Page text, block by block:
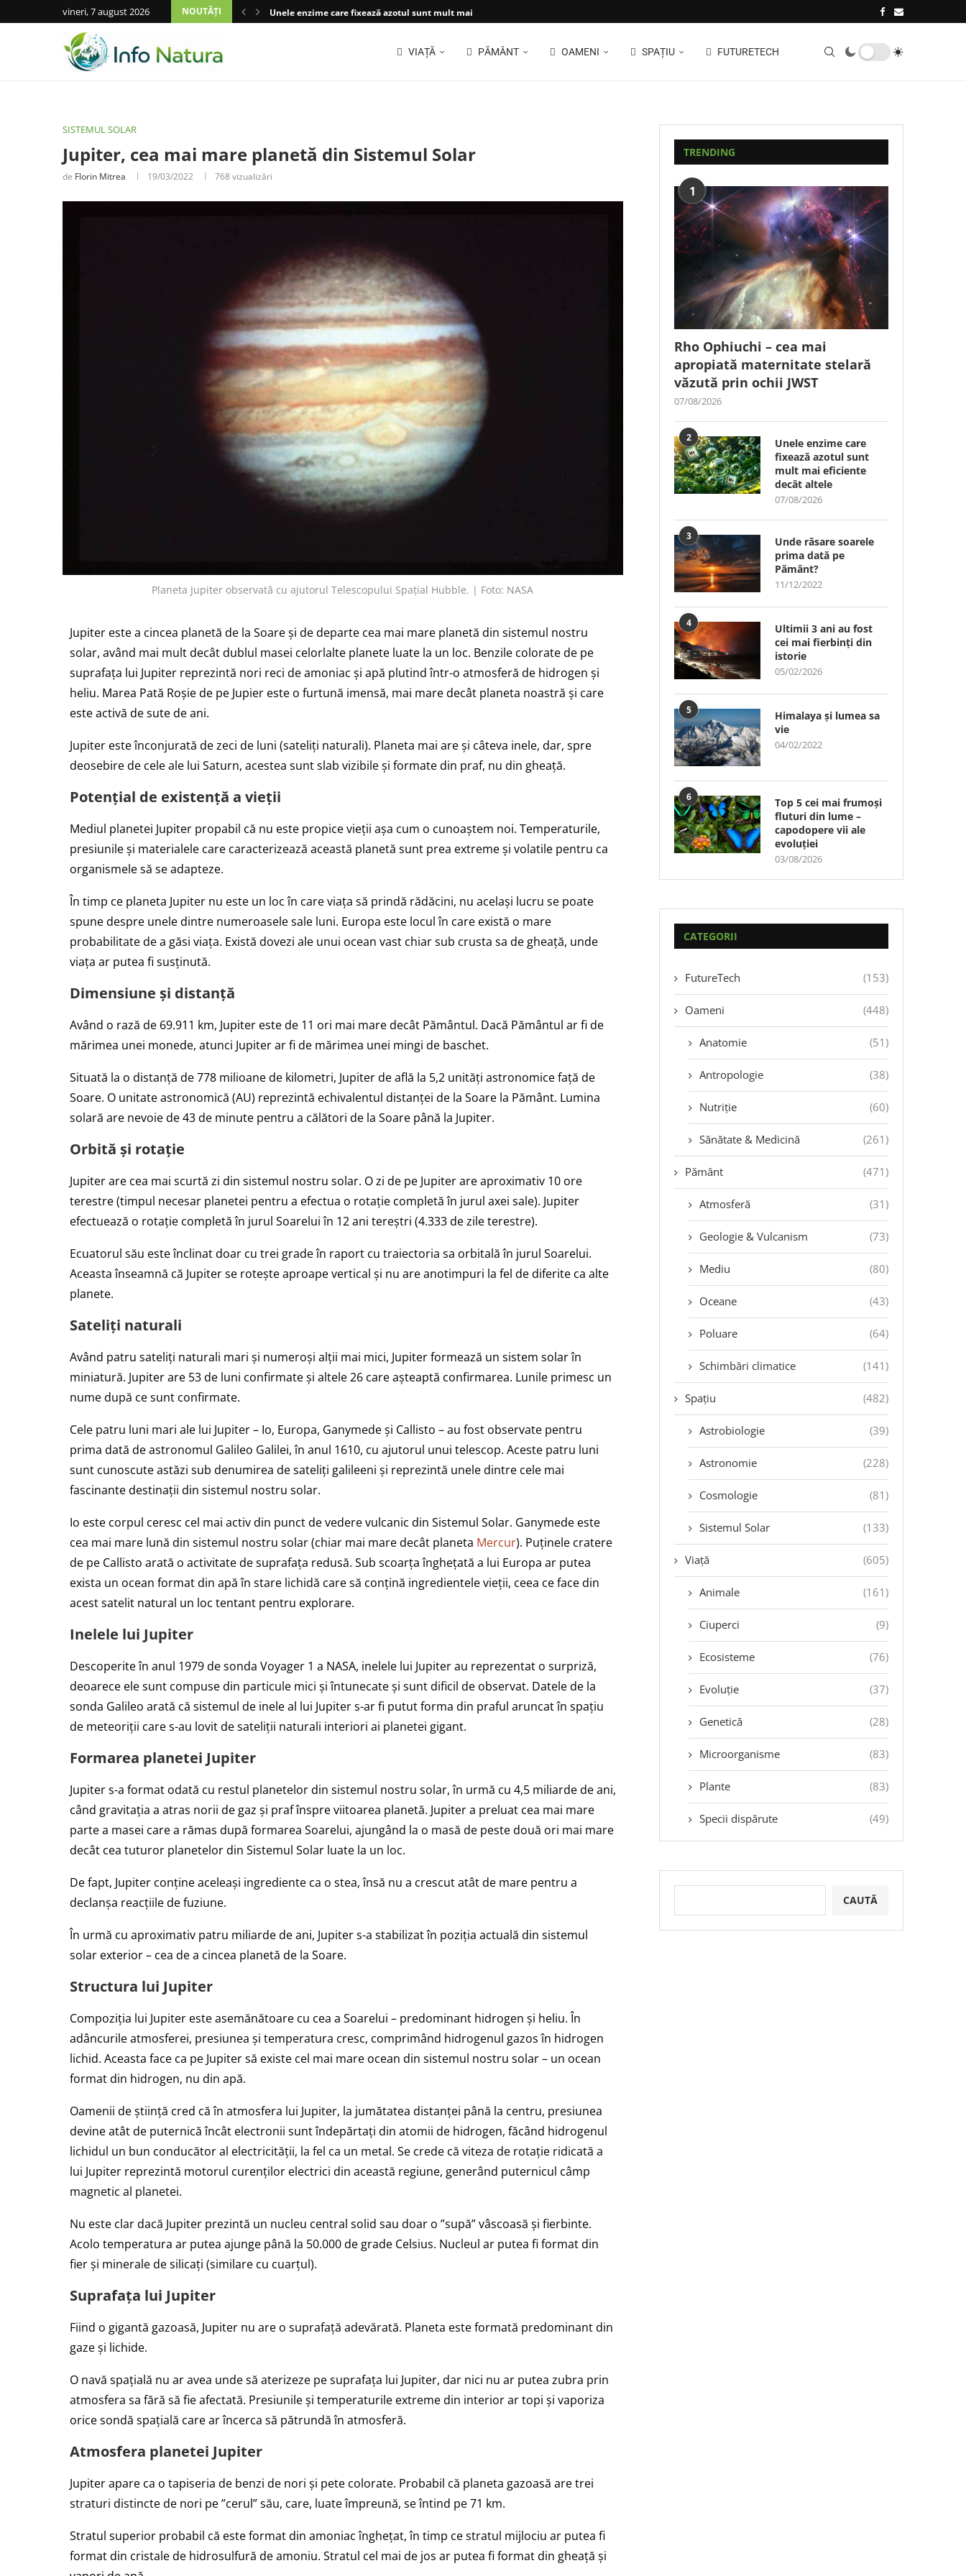
vineri, 7 august 2026 NOUTĂȚI Unele enzime care fixează azotul sunt mult mai...
VIAȚĂ PĂMÂNT OAMENI SPAȚIU FUTURETECH
SISTEMUL SOLAR
Jupiter, cea mai mare planetă din Sistemul Solar
de Florin Mitrea 19/03/2022 768vizualizări
Planeta Jupiter observată cu ajutorul Telescopului Spațial Hubble. | Foto: NASA
Jupiter este a cincea planetă de la Soare și de departe cea mai mare planetă din sistemul nostru
solar, având mai mult decât dublul masei celorlalte planete luate la un loc. Benzile colorate de pe
suprafața lui Jupiter reprezintă nori reci de amoniac și apă plutind într-o atmosferă de hidrogen și
heliu. Marea Pată Roșie de pe Jupier este o furtună imensă, mai mare decât planeta noastră și care
este activă de sute de ani.
Jupiter este înconjurată de zeci de luni (sateliți naturali). Planeta mai are și câteva inele, dar, spre
deosebire de cele ale lui Saturn, acestea sunt slab vizibile și formate din praf, nu din gheață.
Potențial de existență a vieții
Mediul planetei Jupiter propabil că nu este propice vieții așa cum o cunoaștem noi. Temperaturile,
presiunile și materialele care caracterizează această planetă sunt prea extreme și volatile pentru ca
organismele să se adapteze.
În timp ce planeta Jupiter nu este un loc în care viața să prindă rădăcini, nu același lucru se poate
spune despre unele dintre numeroasele sale luni. Europa este locul în care există o mare
probabilitate de a găsi viața. Există dovezi ale unui ocean vast chiar sub crusta sa de gheață, unde
viața ar putea fi susținută.
Dimensiune și distanță
Având o rază de 69.911 km, Jupiter este de 11 ori mai mare decât Pământul. Dacă Pământul ar fi de
mărimea unei monede, atunci Jupiter ar fi de mărimea unei mingi de baschet.
Situată la o distanță de 778 milioane de kilometri, Jupiter de află la 5,2 unități astronomice față de
Soare. O unitate astronomică (AU) reprezintă echivalentul distanței de la Soare la Pământ. Lumina
solară are nevoie de 43 de minute pentru a călători de la Soare până la Jupiter.
Orbită și rotație
Jupiter are cea mai scurtă zi din sistemul nostru solar. O zi de pe Jupiter are aproximativ 10 ore
terestre (timpul necesar planetei pentru a efectua o rotație completă în jurul axei sale). Jupiter
efectuează o rotație completă în jurul Soarelui în 12 ani tereștri (4.333 de zile terestre).
Ecuatorul său este înclinat doar cu trei grade în raport cu traiectoria sa orbitală în jurul Soarelui.
Aceasta înseamnă că Jupiter se rotește aproape vertical și nu are anotimpuri la fel de diferite ca alte
planete.
Sateliți naturali
Având patru sateliți naturali mari și numeroși alții mai mici, Jupiter formează un sistem solar în
miniatură. Jupiter are 53 de luni confirmate și altele 26 care așteaptă confirmarea. Lunile primesc un
nume după ce sunt confirmate.
Cele patru luni mari ale lui Jupiter – Io, Europa, Ganymede și Callisto – au fost observate pentru
prima dată de astronomul Galileo Galilei, în anul 1610, cu ajutorul unui telescop. Aceste patru luni
sunt cunoscute astăzi sub denumirea de sateliți galileeni și reprezintă unele dintre cele mai
fascinante destinații din sistemul nostru solar.
Io este corpul ceresc cel mai activ din punct de vedere vulcanic din Sistemul Solar. Ganymede este
cea mai mare lună din sistemul nostru solar (chiar mai mare decât planeta Mercur). Puținele cratere
de pe Callisto arată o activitate de suprafața redusă. Sub scoarța înghețată a lui Europa ar putea
exista un ocean format din apă în stare lichidă care să conțină ingredientele vieții, ceea ce face din
acest satelit natural un loc tentant pentru explorare.
Inelele lui Jupiter
Descoperite în anul 1979 de sonda Voyager 1 a NASA, inelele lui Jupiter au reprezentat o surpriză,
deoarece ele sunt compuse din particule mici și întunecate și sunt dificil de observat. Datele de la
sonda Galileo arată că sistemul de inele al lui Jupiter s-ar fi putut forma din praful aruncat în spațiu
de meteoriții care s-au lovit de sateliții naturali interiori ai planetei gigant.
Formarea planetei Jupiter
Jupiter s-a format odată cu restul planetelor din sistemul nostru solar, în urmă cu 4,5 miliarde de ani,
când gravitația a atras norii de gaz și praf înspre viitoarea planetă. Jupiter a preluat cea mai mare
parte a masei care a rămas după formarea Soarelui, ajungând la o masă de peste două ori mai mare
decât cea tuturor planetelor din Sistemul Solar luate la un loc.
De fapt, Jupiter conține aceleași ingrediente ca o stea, însă nu a crescut atât de mare pentru a
declanșa reacțiile de fuziune.
În urmă cu aproximativ patru miliarde de ani, Jupiter s-a stabilizat în poziția actuală din sistemul
solar exterior – cea de a cincea planetă de la Soare.
Structura lui Jupiter
Compoziția lui Jupiter este asemănătoare cu cea a Soarelui – predominant hidrogen și heliu. În
adâncurile atmosferei, presiunea și temperatura cresc, comprimând hidrogenul gazos în hidrogen
lichid. Aceasta face ca pe Jupiter să existe cel mai mare ocean din sistemul nostru solar – un ocean
format din hidrogen, nu din apă.
Oamenii de știință cred că în atmosfera lui Jupiter, la jumătatea distanței până la centru, presiunea
devine atât de puternică încât electronii sunt îndepărtați din atomii de hidrogen, făcând hidrogenul
lichidul un bun conducător al electricității, la fel ca un metal. Se crede că viteza de rotație ridicată a
lui Jupiter reprezintă motorul curenților electrici din această regiune, generând puternicul câmp
magnetic al planetei.
Nu este clar dacă Jupiter prezintă un nucleu central solid sau doar o ”supă” vâscoasă și fierbinte.
Acolo temperatura ar putea ajunge până la 50.000 de grade Celsius. Nucleul ar putea fi format din
fier și minerale de silicați (similare cu cuarțul).
Suprafața lui Jupiter
Fiind o gigantă gazoasă, Jupiter nu are o suprafață adevărată. Planeta este formată predominant din
gaze și lichide.
O navă spațială nu ar avea unde să aterizeze pe suprafața lui Jupiter, dar nici nu ar putea zubra prin
atmosfera sa fără să fie afectată. Presiunile și temperaturile extreme din interior ar topi și vaporiza
orice sondă spațială care ar încerca să pătrundă în atmosferă.
Atmosfera planetei Jupiter
Jupiter apare ca o tapiseria de benzi de nori și pete colorate. Probabil că planeta gazoasă are trei
straturi distincte de nori pe ”cerul” său, care, luate împreună, se întind pe 71 km.
Stratul superior probabil că este format din amoniac înghețat, în timp ce stratul mijlociu ar putea fi
format din cristale de hidrosulfură de amoniu. Stratul cel mai de jos ar putea fi format din gheață și
TRENDING
1
Rho Ophiuchi – cea mai
apropiată maternitate stelară
văzută prin ochii JWST
07/08/2026
2
Unele enzime care
fixează azotul sunt
mult mai eficiente
decât altele
07/08/2026
3
Unde răsare soarele
prima dată pe
Pământ?
11/12/2022
4
Ultimii 3 ani au fost
cei mai fierbinți din
istorie
05/02/2026
5
Himalaya și lumea sa
vie
04/02/2022
6
Top 5 cei mai frumoși
fluturi din lume –
capodopere vii ale
evoluției
03/08/2026
CATEGORII
FutureTech (153)
Oameni (448)
Anatomie (51)
Antropologie (38)
Nutriție (60)
Sănătate & Medicină (261)
Pământ (471)
Atmosferă (31)
Geologie & Vulcanism (73)
Mediu (80)
Oceane (43)
Poluare (64)
Schimbări climatice (141)
Spațiu (482)
Astrobiologie (39)
Astronomie (228)
Cosmologie (81)
Sistemul Solar (133)
Viață (605)
Animale (161)
Ciuperci (9)
Ecosisteme (76)
Evoluție (37)
Genetică (28)
Microorganisme (83)
Plante (83)
Specii dispărute (49)
CAUTĂ